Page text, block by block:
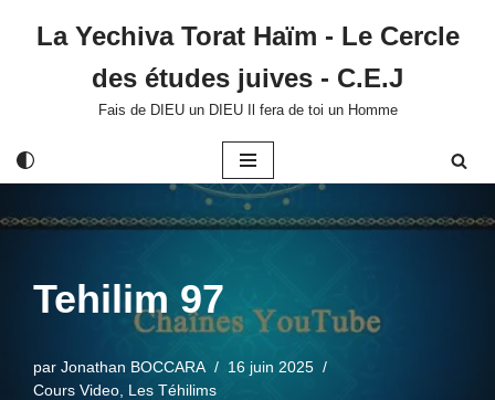
La Yechiva Torat Haïm - Le Cercle
des études juives - C.E.J
Fais de DIEU un DIEU Il fera de toi un Homme
Tehilim 97
par Jonathan BOCCARA
16 juin 2025
Cours Video Les Téhilims